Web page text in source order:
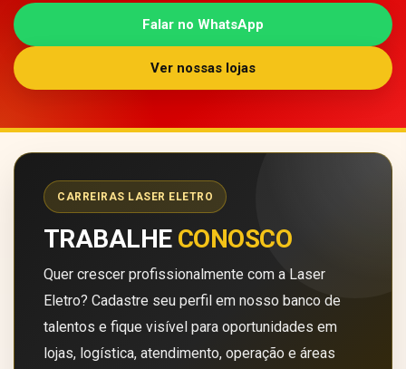
Falar no WhatsApp
Ver nossas lojas
CARREIRAS LASER ELETRO
TRABALHE CONOSCO
Quer crescer profissionalmente com a Laser
Eletro? Cadastre seu perfil em nosso banco de
talentos e fique visível para oportunidades em
lojas, logística, atendimento, operação e áreas